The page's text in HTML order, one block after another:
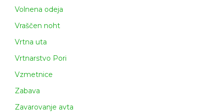
Volnena odeja
Vraščen noht
Vrtna uta
Vrtnarstvo Pori
Vzmetnice
Zabava
Zavarovanje avta